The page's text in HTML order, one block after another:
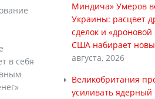
в себя
Миндича» Умеров
Украины: расцвет
сделок и
США набирает
августа, 2026
Великобритания
усиливать ядерный